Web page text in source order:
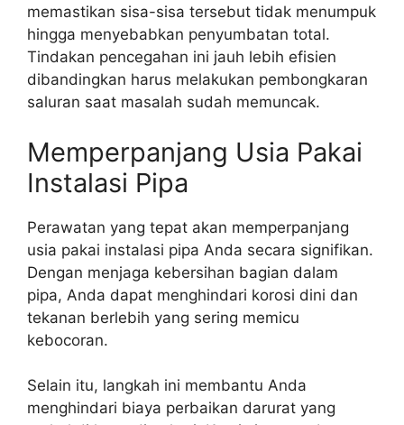
memastikan sisa-sisa tersebut tidak menumpuk
hingga menyebabkan penyumbatan total.
Tindakan pencegahan ini jauh lebih efisien
dibandingkan harus melakukan pembongkaran
saluran saat masalah sudah memuncak.
Memperpanjang Usia Pakai
Instalasi Pipa
Perawatan yang tepat akan memperpanjang
usia pakai instalasi pipa Anda secara signifikan.
Dengan menjaga kebersihan bagian dalam
pipa, Anda dapat menghindari korosi dini dan
tekanan berlebih yang sering memicu
kebocoran.
Selain itu, langkah ini membantu Anda
menghindari biaya perbaikan darurat yang